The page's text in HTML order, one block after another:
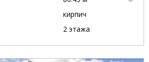
кирпич
2 этажа